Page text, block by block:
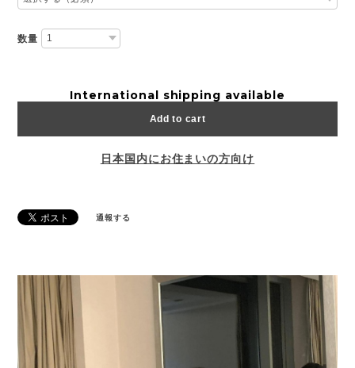
数量
International shipping available
Add to cart
日本国内にお住まいの方向け
通報する